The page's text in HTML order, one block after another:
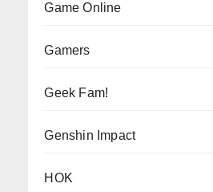
Game Online
Gamers
Geek Fam!
Genshin Impact
HOK